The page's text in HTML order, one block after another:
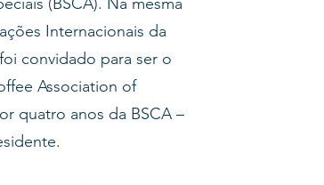
Internacionais da
convidado para ser o
Association of
quatro anos da BSCA –